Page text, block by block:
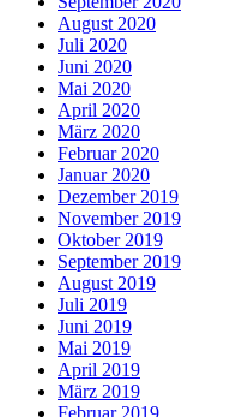
August 2020
Juli 2020
Juni 2020
Mai 2020
April 2020
März 2020
Februar 2020
Januar 2020
Dezember 2019
November 2019
Oktober 2019
September 2019
August 2019
Juli 2019
Juni 2019
Mai 2019
April 2019
März 2019